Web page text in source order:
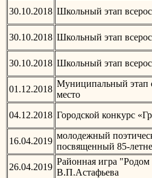
30.10.2018 Школьный этап
30.10.2018 Школьный этап
30.10.2018 Школьный этап
01.12.2018
Муниципальный этап
место
04.12.2018 Городской конкурс
16.04.2019
молодежный
посвященный 85-
26.04.2019
Районная игра "Родом
В.П.Астафьева